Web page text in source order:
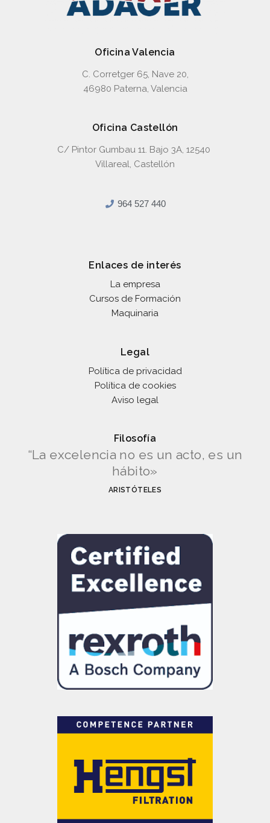
Oficina Valencia
C. Corretger 65, Nave 20,
46980 Paterna, Valencia
Oficina Castellón
C/ Pintor Gumbau 11. Bajo 3A, 12540
Villareal, Castellón
964 527 440
Enlaces de interés
La empresa
Cursos de Formación
Maquinaria
Legal
Política de privacidad
Política de cookies
Aviso legal
Filosofía
“La excelencia no es un acto, es un
hábito»
ARISTÓTELES